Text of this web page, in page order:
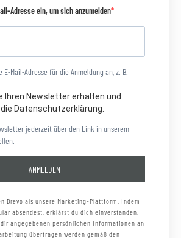
Adresse ein, um sich anzumelden
E-Mail-Adresse für die Anmeldung an, z. B.
Ihren Newsletter erhalten und
Datenschutzerklärung.
jederzeit über den Link in unserem
ANMELDEN
Brevo als unsere Marketing-Plattform. Indem
absendest, erklärst du dich einverstanden,
angegebenen persönlichen Informationen an
übertragen werden gemäß den